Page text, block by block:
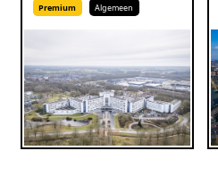
Premium Algemeen